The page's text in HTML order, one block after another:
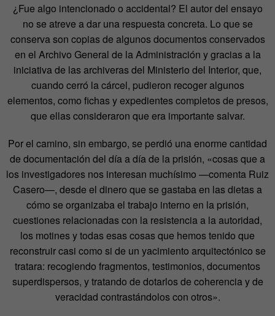
¿Fue algo intencionado o accidental? El autor del ensayo
no se atreve a dar una respuesta concreta. Lo que se
conserva son copias de algunos documentos conservados
en el Archivo General de la Administración y gracias a la
iniciativa de las archiveras del Ministerio del Interior, que,
cuando cerró la cárcel, pudieron recoger algunos
elementos, como fichas y expedientes completos de presos,
que ellas consideraron que era importante salvar.
Por el camino, sin embargo, se perdió una enorme cantidad
de documentación del día a día de la prisión, «cosas que a
los investigadores nos interesan muchísimo —comenta Ruiz
Casero—, desde el dinero que se gastaba en las dietas a
cómo se organizaba el trabajo interno en la prisión,
cuestiones relacionadas con la resistencia a la autoridad,
los motines y todas esas cosas que hemos tenido que
reconstruir casi como si de un yacimiento arquitectónico se
tratara: recogiendo fragmentos, testimonios, documentos
superdispersos, y tratando de dotarlos de coherencia y de
veracidad contrastándolos con otros».